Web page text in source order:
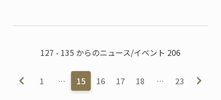
127 - 135 からのニュース/イベント 206
1 … 15 16 17 18 … 23